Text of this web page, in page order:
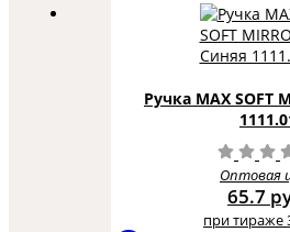
Ручка MAX SOFT
Оптовая
65.7
при тираже